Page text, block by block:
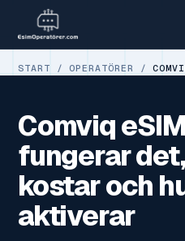
START /OPERATÖRER /
Comviq
fungerar
kostar och
aktiverar